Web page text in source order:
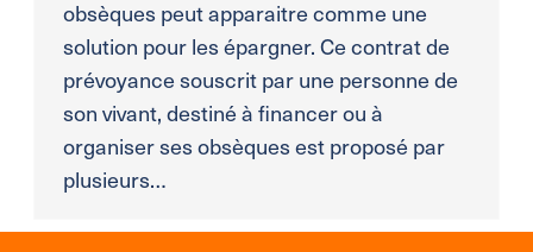
obsèques peut apparaitre comme une
solution pour les épargner. Ce contrat de
prévoyance souscrit par une personne de
son vivant, destiné à financer ou à
organiser ses obsèques est proposé par
plusieurs…